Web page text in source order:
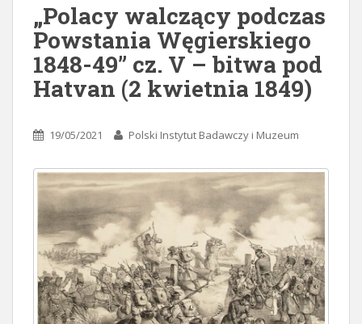
„Polacy walczący podczas
Powstania Węgierskiego
1848-49” cz. V – bitwa pod
Hatvan (2 kwietnia 1849)
19/05/2021 Polski Instytut Badawczy i Muzeum